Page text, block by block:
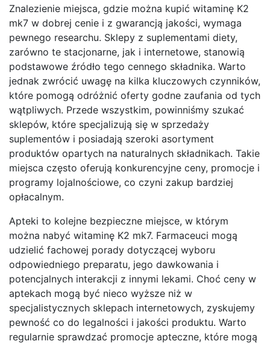
Znalezienie miejsca, gdzie można kupić witaminę K2
mk7 w dobrej cenie i z gwarancją jakości, wymaga
pewnego researchu. Sklepy z suplementami diety,
zarówno te stacjonarne, jak i internetowe, stanowią
podstawowe źródło tego cennego składnika. Warto
jednak zwrócić uwagę na kilka kluczowych czynników,
które pomogą odróżnić oferty godne zaufania od tych
wątpliwych. Przede wszystkim, powinniśmy szukać
sklepów, które specjalizują się w sprzedaży
suplementów i posiadają szeroki asortyment
produktów opartych na naturalnych składnikach. Takie
miejsca często oferują konkurencyjne ceny, promocje i
programy lojalnościowe, co czyni zakup bardziej
opłacalnym.
Apteki to kolejne bezpieczne miejsce, w którym
można nabyć witaminę K2 mk7. Farmaceuci mogą
udzielić fachowej porady dotyczącej wyboru
odpowiedniego preparatu, jego dawkowania i
potencjalnych interakcji z innymi lekami. Choć ceny w
aptekach mogą być nieco wyższe niż w
specjalistycznych sklepach internetowych, zyskujemy
pewność co do legalności i jakości produktu. Warto
regularnie sprawdzać promocje apteczne, które mogą